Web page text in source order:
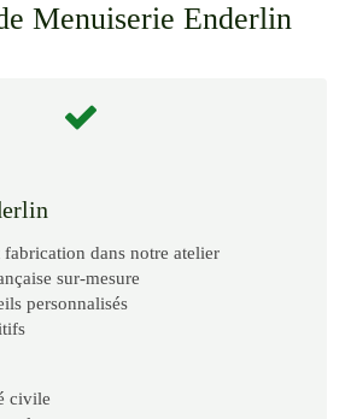
Menuiserie Enderlin
dans notre atelier
sur-mesure
personnalisés
civile